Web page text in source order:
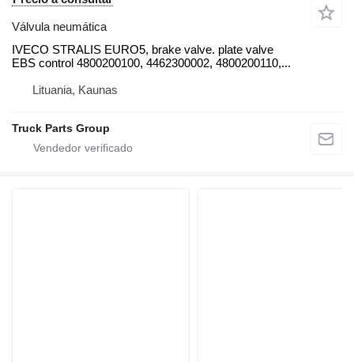
Válvula neumática
IVECO STRALIS EURO5, brake valve. plate valve
EBS control 4800200100, 4462300002, 4800200110,...
Lituania, Kaunas
Truck Parts Group